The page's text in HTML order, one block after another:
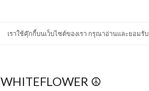
เราใช้คุ๊กกี้บนเว็บไซต์ของเรา กรุณาอ่านและยอมรับ
WHITEFLOWER ☮